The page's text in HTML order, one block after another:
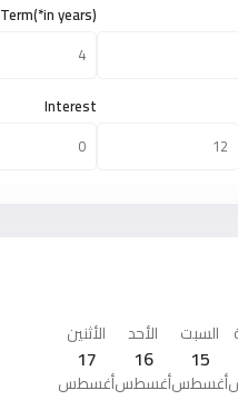
Term(*in years)
Interest
السبت
15
أغسطس
الأحد
16
أغسطس
الأثنين
17
أغسطس